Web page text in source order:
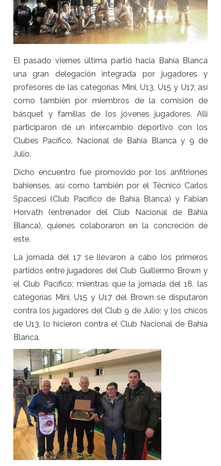
El pasado viernes última partió hacia Bahía Blanca
una gran delegación integrada por jugadores y
profesores de las categorías Mini, U13, U15 y U17, así
como también por miembros de la comisión de
básquet y familias de los jóvenes jugadores. Allí
participaron de un intercambio deportivo con los
Clubes Pacífico, Nacional de Bahía Blanca y 9 de
Julio.
Dicho encuentro fue promovido por los anfitriones
bahienses, así como también por el Técnico Carlos
Spaccesi (Club Pacífico de Bahía Blanca) y Fabian
Horvath (entrenador del Club Nacional de Bahía
Blanca), quienes colaboraron en la concreción de
este.
La jornada del 17 se llevaron a cabo los primeros
partidos entre jugadores del Club Guillermo Brown y
el Club Pacífico; mientras que la jornada del 18, las
categorías Mini, U15 y U17 del Brown se disputaron
contra los jugadores del Club 9 de Julio; y los chicos
de U13, lo hicieron contra el Club Nacional de Bahía
Blanca.